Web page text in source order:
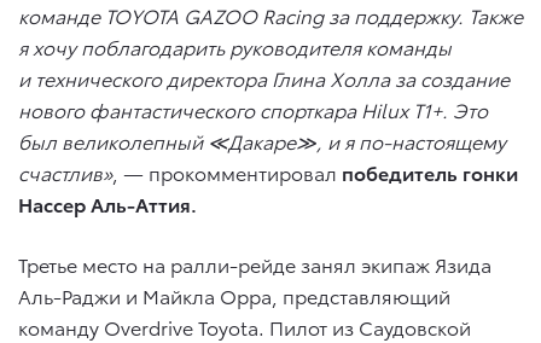
команде TOYOTA GAZOO Racing за поддержку. Также
я хочу поблагодарить руководителя команды
и технического директора Глина Холла за создание
нового фантастического спорткара Hilux T1+. Это
был великолепный ≪Дакаре≫, и я по-настоящему
счастлив», — прокомментировал победитель гонки
Нассер Аль-Аттия.
Третье место на ралли-рейде занял экипаж Язида
Аль-Раджи и Майкла Орра, представляющий
команду Overdrive Toyota. Пилот из Саудовской